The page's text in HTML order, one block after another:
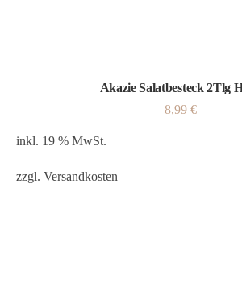
Akazie Salatbesteck 2Tlg
8,99 €
inkl. 19 % MwSt.
zzgl. Versandkosten